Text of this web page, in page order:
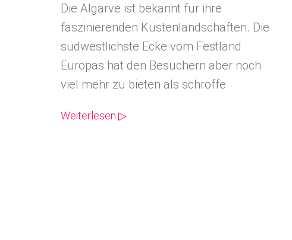
Die Algarve ist bekannt für ihre
faszinierenden Küstenlandschaften. Die
südwestlichste Ecke vom Festland
Europas hat den Besuchern aber noch
viel mehr zu bieten als schroffe
Weiterlesen ▷